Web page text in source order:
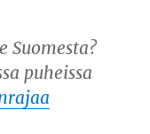
Suomesta?
puheissa